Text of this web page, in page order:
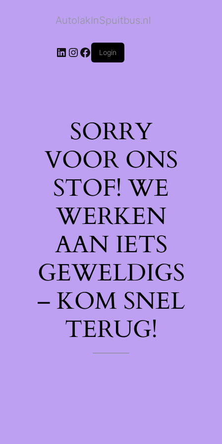
AutolakInSpuitbus.nl
LinkedIn
Instagram
Facebook
Login
SORRY
VOOR ONS
STOF! WE
WERKEN
AAN IETS
GEWELDIGS
– KOM SNEL
TERUG!